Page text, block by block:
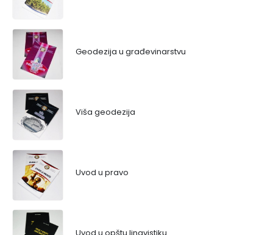
Geodezija u građevinarstvu
Viša geodezija
Uvod u pravo